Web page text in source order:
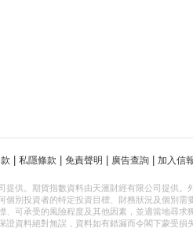
私隱條款 免責聲明 廣告查詢 加入信
提供。期貨指數資料由天滙財經有限公司提供。
別投資者的特定投資目標、財務狀況及個別需
可承受的風險程度及其他因素，並適當地尋
證資料絕對無誤，資料如有錯漏而令閣下蒙受損